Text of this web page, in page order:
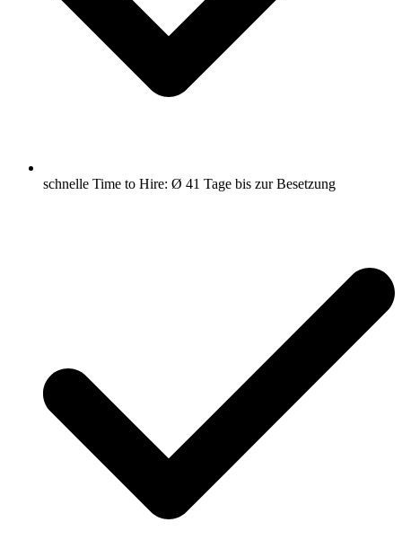
schnelle Time to Hire: Ø 41 Tage bis zur Besetzung